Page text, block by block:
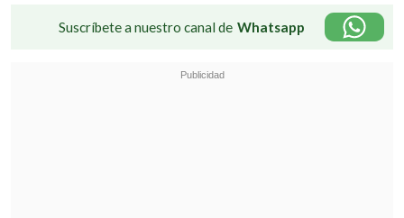
Suscríbete a nuestro canal de Whatsapp